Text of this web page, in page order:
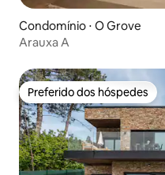
Condomínio ⋅ O Grove
Arauxa A
Preferido dos hóspedes
Preferido dos hóspedes